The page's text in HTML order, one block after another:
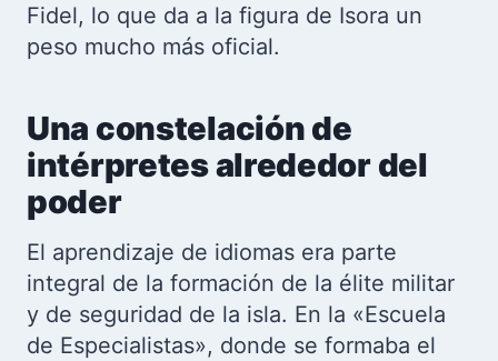
Fidel, lo que da a la figura de Isora un
peso mucho más oficial.
Una constelación de
intérpretes alrededor del
poder
El aprendizaje de idiomas era parte
integral de la formación de la élite militar
y de seguridad de la isla. En la «Escuela
de Especialistas», donde se formaba el